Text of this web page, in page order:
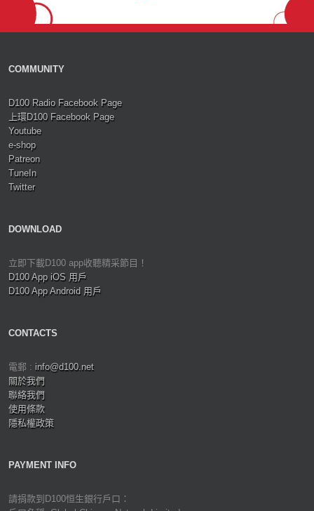
COMMUNITY
D100 Radio Facebook Page
上環D100 Facebook Page
Youtube
e-shop
Patreon
TuneIn
Twitter
DOWNLOAD
立即下載D100 app收聽精采節目！
D100 App iOS 用戶
D100 App Android 用戶
CONTACTS
電郵 : info@d100.net
關於我們
聯絡我們
使用條款
隱私權政策
PAYMENT INFO
請捐款到D100恒生銀行戶口：